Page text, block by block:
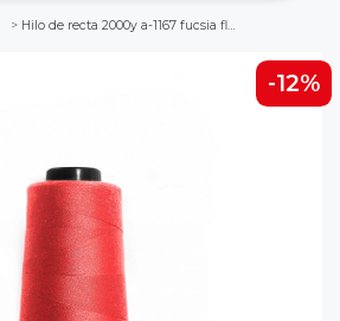
Hilo de recta 2000y a-1167 fucsia fluor 1
-12%